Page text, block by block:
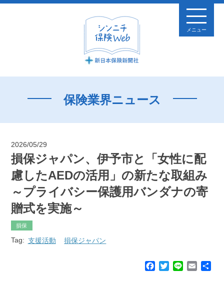
メニュー
保険業界ニュース
2026/05/29
損保ジャパン、伊予市と「女性に配
慮したAEDの活用」の新たな取組み
～プライバシー保護用バンダナの寄
贈式を実施～
損保
Tag: 支援活動 損保ジャパン
T
E